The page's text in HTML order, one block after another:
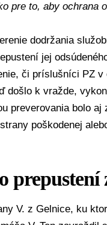
pre to, aby ochrana
dodržania
jej
či príslušníci PZ v
došlo k vražde,
preverovania bolo
poškodenej
prepustení
V. z Gelnice, ku